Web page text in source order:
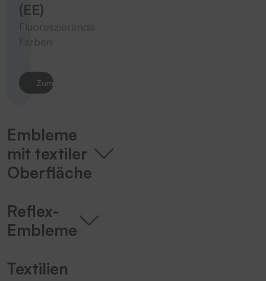
(EE)
Fluoreszierende
Farben
Zum Produkt
Embleme
mit textiler
Oberfläche
Reflex-
Embleme
Textilien